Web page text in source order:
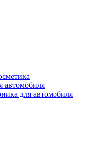
автомобиля
для автомобиля